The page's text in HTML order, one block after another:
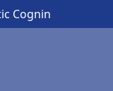
Cognin